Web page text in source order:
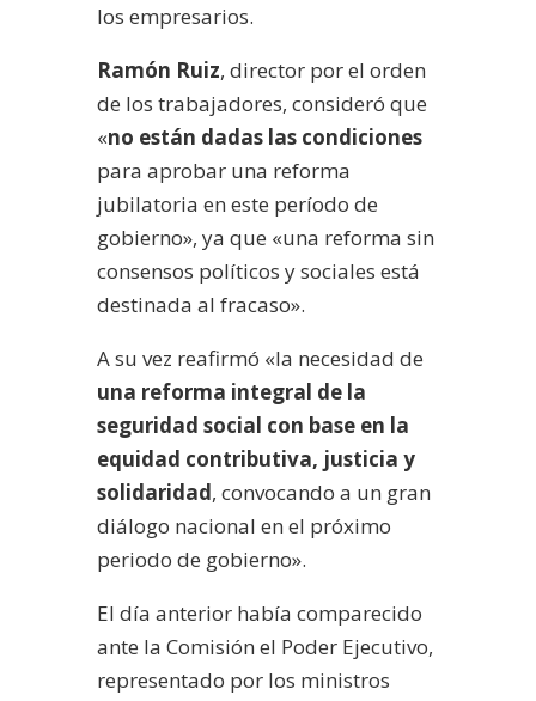
los empresarios.
Ramón Ruiz, director por el orden
de los trabajadores, consideró que
«no están dadas las condiciones
para aprobar una reforma
jubilatoria en este período de
gobierno», ya que «una reforma sin
consensos políticos y sociales está
destinada al fracaso».
A su vez reafirmó «la necesidad de
una reforma integral de la
seguridad social con base en la
equidad contributiva, justicia y
solidaridad, convocando a un gran
diálogo nacional en el próximo
periodo de gobierno».
El día anterior había comparecido
ante la Comisión el Poder Ejecutivo,
representado por los ministros